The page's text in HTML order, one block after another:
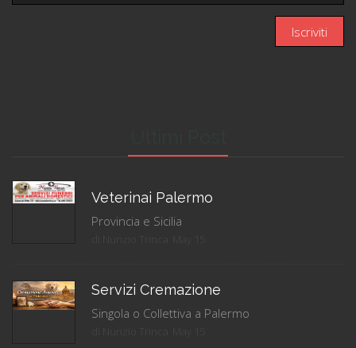
Veterinai Palermo
Provincia e Sicilia
Servizi Cremazione
Singola o Collettiva a Palermo